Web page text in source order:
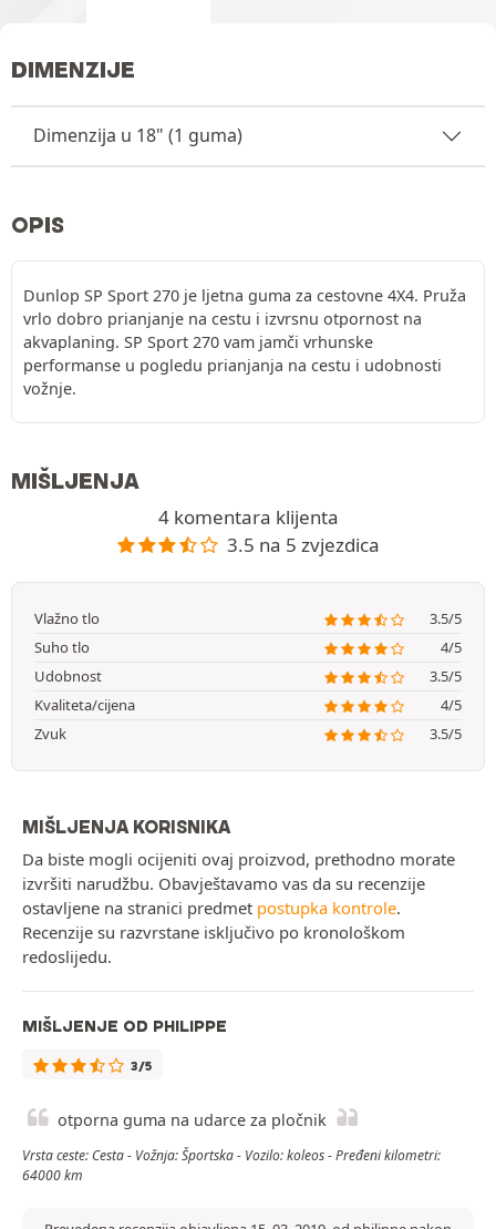
DIMENZIJE
Dimenzija u 18" (1 guma)
OPIS
Dunlop SP Sport 270 je ljetna guma za cestovne 4X4. Pruža
vrlo dobro prianjanje na cestu i izvrsnu otpornost na
akvaplaning. SP Sport 270 vam jamči vrhunske
performanse u pogledu prianjanja na cestu i udobnosti
vožnje.
MIŠLJENJA
4 komentara klijenta
3.5 na 5 zvjezdica
Vlažno tlo
3.5/5
Suho tlo
4/5
Udobnost
3.5/5
Kvaliteta/cijena
4/5
Zvuk
3.5/5
MIŠLJENJA KORISNIKA
Da biste mogli ocijeniti ovaj proizvod, prethodno morate
izvršiti narudžbu. Obavještavamo vas da su recenzije
ostavljene na stranici predmet postupka kontrole.
Recenzije su razvrstane isključivo po kronološkom
redoslijedu.
MIŠLJENJE OD PHILIPPE
3/5
otporna guma na udarce za pločnik
Vrsta ceste: Cesta - Vožnja: Športska - Vozilo: koleos - Pređeni kilometri:
64000 km